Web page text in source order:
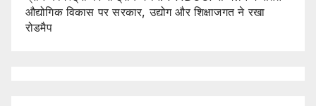
औद्योगिक विकास पर सरकार, उद्योग और शिक्षाजगत ने रखा
रोडमैप